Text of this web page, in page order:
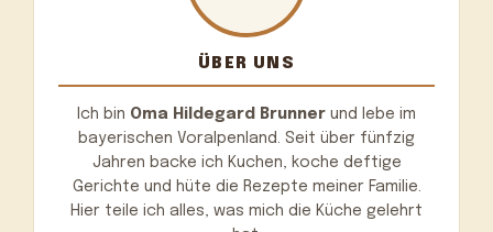
ÜBER UNS
Ich bin Oma Hildegard Brunner und lebe im
bayerischen Voralpenland. Seit über fünfzig
Jahren backe ich Kuchen, koche deftige
Gerichte und hüte die Rezepte meiner Familie.
Hier teile ich alles, was mich die Küche gelehrt